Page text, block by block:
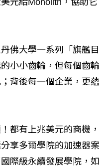
佛大學一系列「旗艦目
小小齒輪，但每個齒輪
背後每一個企業，更蘊
都有上兆美元的商機，
享多爾學院的加速器案
際級永續發展學院，如